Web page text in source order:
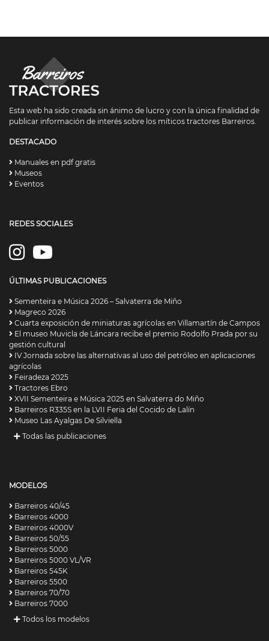
Esta web ha sido creada sin ánimo de lucro y con la única finalidad de
publicar información de interés sobre los míticos tractores Barreiros.
DESTACADO
Manuales en pdf gratis
Museos
Eventos
REDES SOCIALES
ÚLTIMAS PUBLICACIONES
Sementeira e Música 2026 – Salvaterra de Miño
Magreco 2026
Cuarta exposición de miniaturas agrícolas en Villamartín de Campos
El museo Muvicla de Láncara recibe el premio Rodolfo Prada por su
gestión cultural
IV Jornada sobre las alternativas al uso del petróleo en aplicaciones
agrícolas
Feiradeza 2025
Tractores Ebro
XVII Sementeira e Música 2025 en Salvaterra do Miño
Barreiros R335S en la LVII Feria del Cocido de Lalín
Museo Las Ayalgas De Silviella
Todas las publicaciones
MODELOS
Barreiros 40/45
Barreiros 4000
Barreiros 4000V
Barreiros 50/55
Barreiros 5000
Barreiros 5000 VL/VR
Barreiros 545K
Barreiros 5500
Barreiros 70/70
Barreiros 7000
Todos los modelos